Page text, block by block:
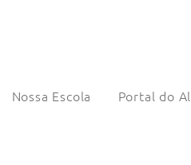
Nossa Escola Portal do